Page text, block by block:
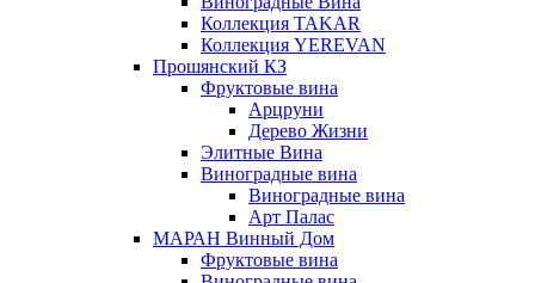
Коллекция TAKAR
Коллекция YEREVAN
Прошянский КЗ
Фруктовые вина
Арцруни
Дерево Жизни
Элитные Вина
Виноградные вина
Виноградные вина
Арт Палас
МАРАН Винный Дом
Фруктовые вина